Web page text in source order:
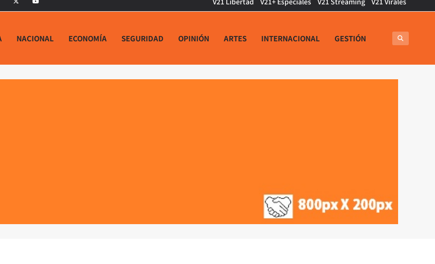
NACIONAL ECONOMÍA SEGURIDAD OPINIÓN ARTES INTERNACIONAL GESTIÓN